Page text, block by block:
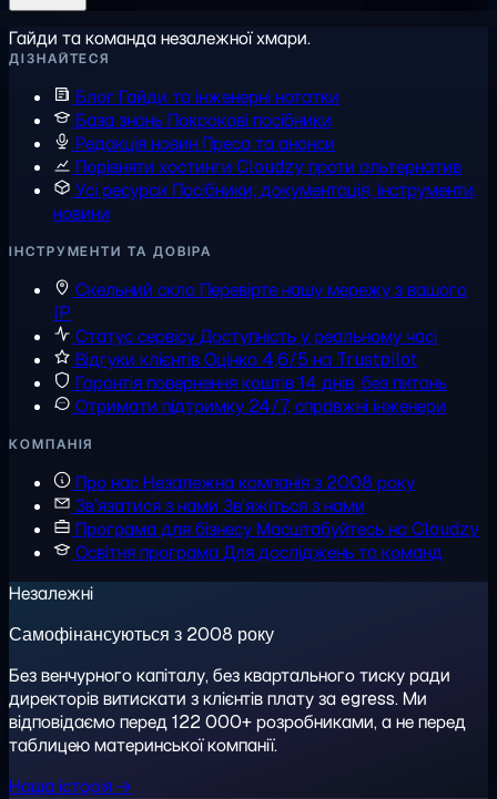
Гайди та команда незалежної хмари.
ДІЗНАЙТЕСЯ
Блог Гайди та інженерні нотатки
База знань Покрокові посібники
Редакція новин Преса та анонси
Порівняти хостинги Cloudzy проти альтернатив
Усі ресурси Посібники, документація, інструменти,
новини
ІНСТРУМЕНТИ ТА ДОВІРА
Скельний скло Перевірте нашу мережу з вашого
IP
Статус сервісуДоступність у реальному часі
Відгуки клієнтівОцінка 4,6/5 на Trustpilot
Гарантія повернення коштів14 днів, без питань
Отримати підтримку 24/7, справжні інженери
КОМПАНІЯ
Про насНезалежна компанія з 2008 року
Зв'язатися з нами Зв'яжіться з нами
Програма для бізнесуМасштабуйтесь на Cloudzy
Освітня програмаДля досліджень та команд
Незалежні
Самофінансуються з 2008 року
Без венчурного капіталу, без квартального тиску ради
директорів витискати з клієнтів плату за egress. Ми
відповідаємо перед 122 000+ розробниками, а не перед
таблицею материнської компанії.
Наша історія →